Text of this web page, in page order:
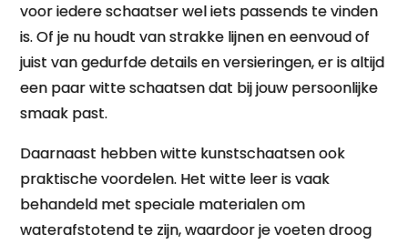
voor iedere schaatser wel iets passends te vinden
is. Of je nu houdt van strakke lijnen en eenvoud of
juist van gedurfde details en versieringen, er is altijd
een paar witte schaatsen dat bij jouw persoonlijke
smaak past.
Daarnaast hebben witte kunstschaatsen ook
praktische voordelen. Het witte leer is vaak
behandeld met speciale materialen om
waterafstotend te zijn, waardoor je voeten droog